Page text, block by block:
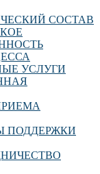
СОСТАВ
УСЛУГИ
ПОДДЕРЖКИ